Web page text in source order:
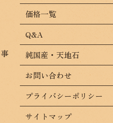
価格一覧
Q&A
純国産・天地石
お問い合わせ
プライバシーポリシー
サイトマップ